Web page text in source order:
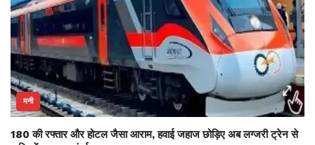
मनी
180 की रफ्तार और होटल जैसा आराम, हवाई जहाज छोड़िए अब लग्जरी ट्रेन से